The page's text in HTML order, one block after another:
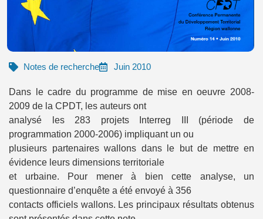
Notes de recherche Juin 2010
Dans le cadre du programme de mise en oeuvre 2008-
2009 de la CPDT, les auteurs ont
analysé les 283 projets Interreg III (période de
programmation 2000-2006) impliquant un ou
plusieurs partenaires wallons dans le but de mettre en
évidence leurs dimensions territoriale
et urbaine. Pour mener à bien cette analyse, un
questionnaire d’enquête a été envoyé à 356
contacts officiels wallons. Les principaux résultats obtenus